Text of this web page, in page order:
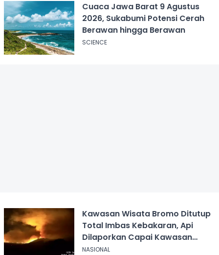
Cuaca Jawa Barat 9 Agustus
2026, Sukabumi Potensi Cerah
Berawan hingga Berawan
SCIENCE
Kawasan Wisata Bromo Ditutup
Total Imbas Kebakaran, Api
Dilaporkan Capai Kawasan
Sabana
NASIONAL